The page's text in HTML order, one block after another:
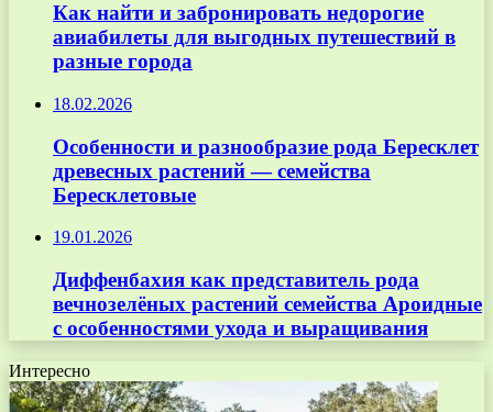
Как найти и забронировать недорогие
авиабилеты для выгодных путешествий в
разные города
18.02.2026
Особенности и разнообразие рода Бересклет
древесных растений — семейства
Бересклетовые
19.01.2026
Диффенбахия как представитель рода
вечнозелёных растений семейства Ароидные
с особенностями ухода и выращивания
Интересно